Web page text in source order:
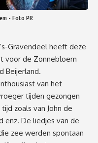
- Foto PR
Gravendeel heeft deze
voor de Zonnebloem
Beijerland.
van het
tijden gezongen
zoals van John de
enz. De liedjes van de
zee werden spontaan